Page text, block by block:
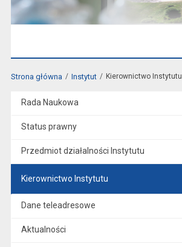
Strona główna Instytut Kierownictwo Instytutu
Rada Naukowa
Status prawny
Przedmiot działalności Instytutu
Kierownictwo Instytutu
Dane teleadresowe
Aktualności